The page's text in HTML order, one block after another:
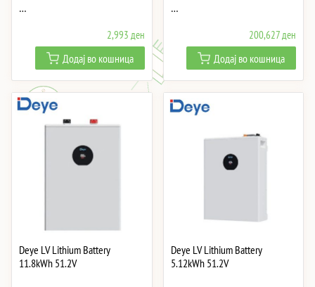
…
2,993 ден
Додај во кошница
…
200,627ден
Додај во кошница
Deye LV Lithium Battery
11.8kWh 51.2V
Deye LV Lithium Battery
5.12kWh 51.2V